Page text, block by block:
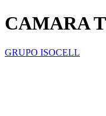
CAMARA
GRUPO ISOCELL